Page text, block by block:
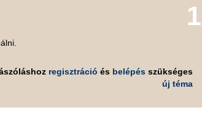
1
regisztráció és belépésszükséges
új téma